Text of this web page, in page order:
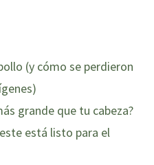
(y cómo se perdieron
grande que tu cabeza?
está listo para el